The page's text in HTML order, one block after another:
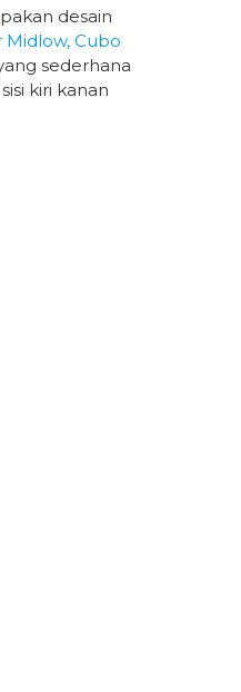
desain
Midlow, Cubo
sederhana
kiri kanan